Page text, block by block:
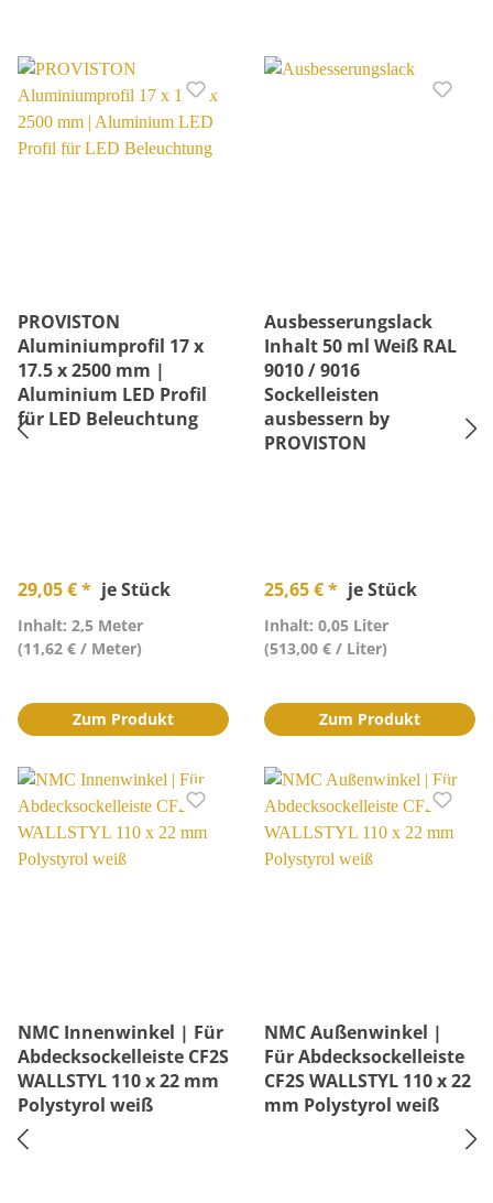
PROVISTON
Aluminiumprofil 17 x
17.5 x 2500 mm |
Aluminium LED Profil
für LED Beleuchtung
29,05 € * je Stück
Inhalt: 2,5 Meter
(11,62 € / Meter)
Zum Produkt
Ausbesserungslack
Inhalt 50 ml Weiß RAL
9010 / 9016
Sockelleisten
ausbessern by
PROVISTON
25,65 € * je Stück
Inhalt: 0,05 Liter
(513,00 € / Liter)
Zum Produkt
NMC Innenwinkel | Für
Abdecksockelleiste CF2S
WALLSTYL 110 x 22 mm
Polystyrol weiß
NMC Außenwinkel |
Für Abdecksockelleiste
CF2S WALLSTYL 110 x 22
mm Polystyrol weiß